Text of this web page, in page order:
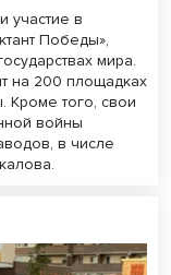
участие в
Победы»,
мира.
на 200 площадках
Кроме того, свои
войны
в числе